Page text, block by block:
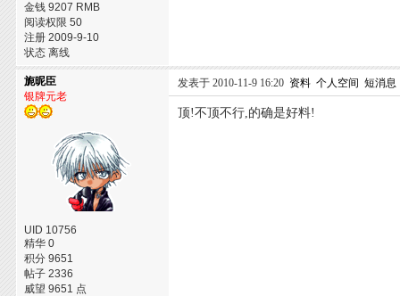
金钱 9207 RMB
阅读权限 50
注册 2009-9-10
状态 离线
旎昵臣
银牌元老
UID 10756
精华 0
积分 9651
帖子 2336
威望 9651 点
发表于 2010-11-9 16:20 资料 个人空间 短消息
顶!不顶不行,的确是好料!